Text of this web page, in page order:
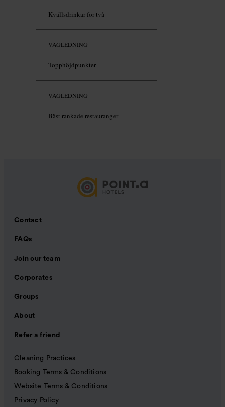
Kvällsdrinkar för två
VÄGLEDNING
Topphöjdpunkter
VÄGLEDNING
Bäst rankade restauranger
Contact
FAQs
Join our team
Corporates
Groups
About
Refer a friend
Cleaning Practices
Booking Terms & Conditions
Website Terms & Conditions
Privacy Policy